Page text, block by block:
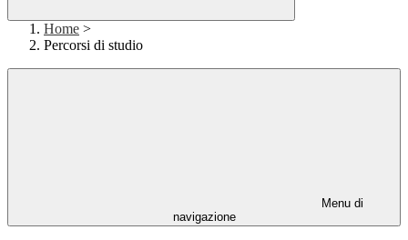
Home >
Percorsi di studio
Menu di
navigazione